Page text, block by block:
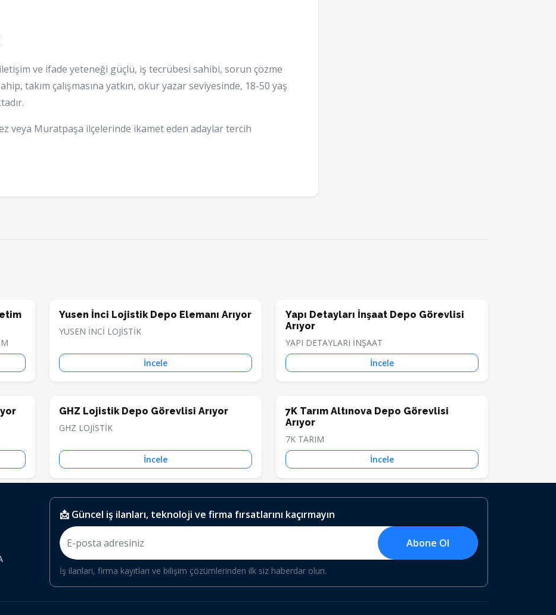
ve ifade yeteneği güçlü, iş tecrübesi sahibi, sorun çözme
takım çalışmasına yatkın, okur yazar seviyesinde, 18-50 yaş
veya Muratpaşa ilçelerinde ikamet eden adaylar tercih
Yusen İnci Lojistik Depo Elemanı Arıyor
YUSEN İNCİ LOJİSTİK
İncele
Yapı Detayları İnşaat Depo Görevlisi
Arıyor
YAPI DETAYLARI İNŞAAT
İncele
GHZ Lojistik Depo Görevlisi Arıyor
GHZ LOJİSTİK
İncele
7K Tarım Altınova Depo Görevlisi
Arıyor
7K TARIM
İncele
📩 Güncel iş ilanları, teknoloji ve firma fırsatlarını kaçırmayın
Abone Ol
İş ilanları, firma kayıtları ve bilişim çözümlerinden ilk siz haberdar olun.